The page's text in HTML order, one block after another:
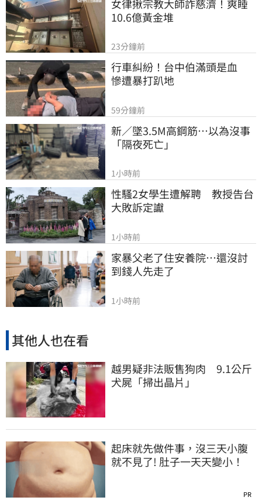
女律揪宗教大師詐慈濟！爽睡
10.6億黃金堆
23分鐘前
行車糾紛！台中伯滿頭是血
慘遭暴打趴地
59分鐘前
新／墜3.5M高鋼筋…以為沒事
「隔夜死亡」
1小時前
性騷2女學生遭解聘　教授告台
大敗訴定讞
1小時前
家暴父老了住安養院…還沒討
到錢人先走了
1小時前
其他人也在看
越男疑非法販售狗肉 9.1公斤
犬屍「掃出晶片」
起床就先做件事，沒三天小腹
就不見了! 肚子一天天變小！
PR